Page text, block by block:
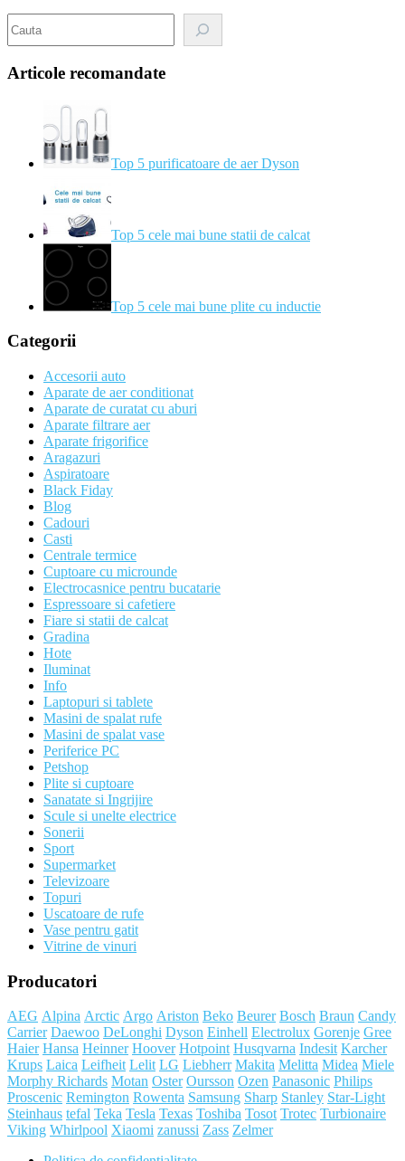
Articole recomandate
Top 5 purificatoare de aer Dyson
Top 5 cele mai bune statii de calcat
Top 5 cele mai bune plite cu inductie
Categorii
Accesorii auto
Aparate de aer conditionat
Aparate de curatat cu aburi
Aparate filtrare aer
Aparate frigorifice
Aragazuri
Aspiratoare
Black Fiday
Blog
Cadouri
Casti
Centrale termice
Cuptoare cu microunde
Electrocasnice pentru bucatarie
Espressoare si cafetiere
Fiare si statii de calcat
Gradina
Hote
Iluminat
Info
Laptopuri si tablete
Masini de spalat rufe
Masini de spalat vase
Periferice PC
Petshop
Plite si cuptoare
Sanatate si Ingrijire
Scule si unelte electrice
Sonerii
Sport
Supermarket
Televizoare
Topuri
Uscatoare de rufe
Vase pentru gatit
Vitrine de vinuri
Producatori
AEG Alpina Arctic Argo Ariston Beko Beurer Bosch Braun Candy
Carrier Daewoo DeLonghi Dyson Einhell Electrolux Gorenje Gree
Haier Hansa Heinner Hoover Hotpoint Husqvarna Indesit Karcher
Krups Laica Leifheit Lelit LG Liebherr Makita Melitta Midea Miele
Morphy Richards Motan Oster Oursson Ozen Panasonic Philips
Proscenic Remington Rowenta Samsung Sharp Stanley Star-Light
Steinhaus tefal Teka Tesla Texas Toshiba Tosot Trotec Turbionaire
Viking Whirlpool Xiaomi zanussi Zass Zelmer